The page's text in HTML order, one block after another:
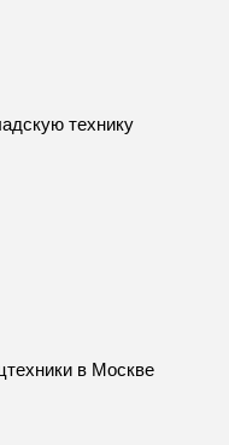
технику
в Москве